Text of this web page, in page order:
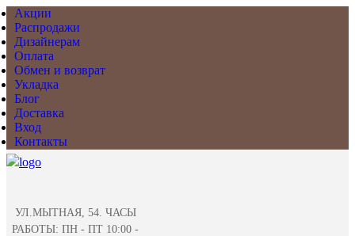
Акции
Распродажи
Дизайнерам
Оплата
Обмен и возврат
Укладка
Блог
Доставка
Вход
Контакты
УЛ.МЫТНАЯ, 54. ЧАСЫ
РАБОТЫ: ПН - ПТ 10:00 -